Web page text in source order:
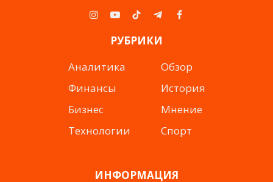
Instagram
YouTubeTikTokTelegramFacebook
РУБРИКИ
Аналитика
Финансы
Бизнес
Технологии
Обзор
История
Мнение
Спорт
ИНФОРМАЦИЯ